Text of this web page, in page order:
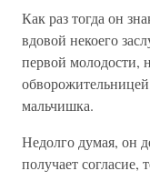
Как раз тогда он
вдовой некоего
первой молодости,
мальчишка.
Недолго думая, он
получает согласие,